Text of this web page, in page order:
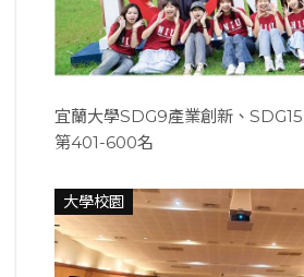
宜蘭大學SDG9產業創新、
第401-600名
大學校園